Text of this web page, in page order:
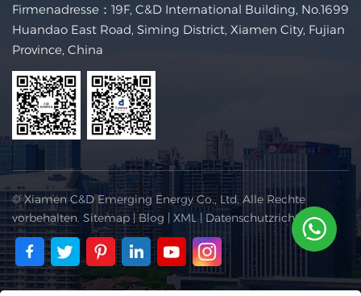
Firmenadresse：19F, C&D International Building, No.1699
Huandao East Road, Siming District, Xiamen City, Fujian
Province, China
© Xiamen C&D Emerging Energy Co., Ltd. Alle Rechte
vorbehalten. Sitemap|Blog | XML| Datenschutzrichtlinie